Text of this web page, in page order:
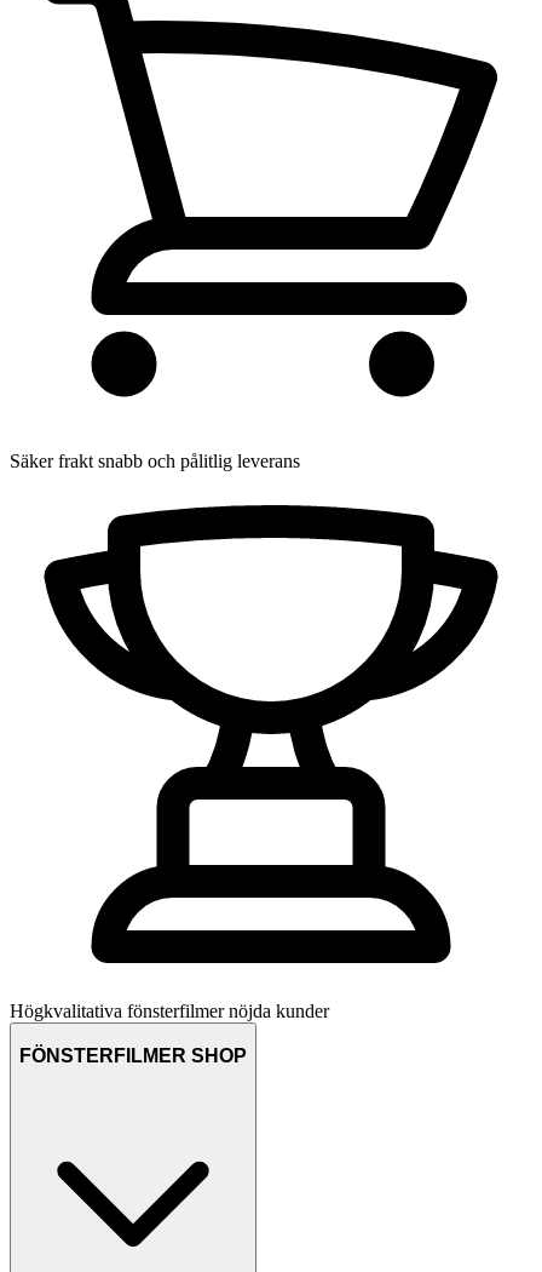
Säker frakt snabb och pålitlig leverans
Högkvalitativa fönsterfilmer nöjda kunder
FÖNSTERFILMER SHOP